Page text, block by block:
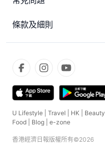
條款及細則
U Lifestyle Travel HK Beauty
Food
Blog e-zone
香港經濟日報版權所有©2026